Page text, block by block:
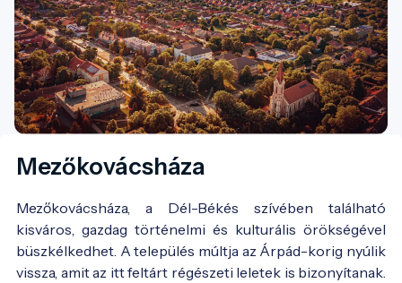
Mezőkovácsháza
Mezőkovácsháza, a Dél-Békés szívében található
kisváros, gazdag történelmi és kulturális örökségével
büszkélkedhet. A település múltja az Árpád-korig nyúlik
vissza, amit az itt feltárt régészeti leletek is bizonyítanak.